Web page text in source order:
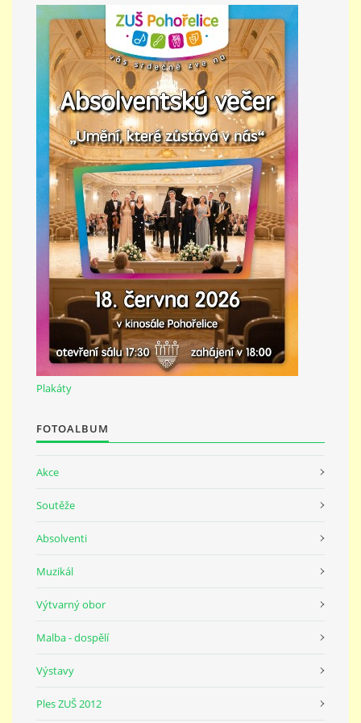
PŘÍMĚSTSKÝ TÁBOR
MISS VÝTVARNÝ MODEL
ZAMĚSTNÁNÍ
DOTACE
GDPR
ZUŠ Pohořelice
Školní 462
Pohořelice
691 23
Plakáty
FOTOALBUM
Akce
Soutěže
Absolventi
Muzikál
Výtvarný obor
Malba - dospělí
Výstavy
Ples ZUŠ 2012